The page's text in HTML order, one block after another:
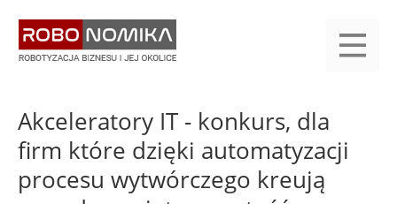
treści
yasne
main
menu
Akceleratory IT - konkurs, dla
firm które dzięki automatyzacji
procesu wytwórczego kreują